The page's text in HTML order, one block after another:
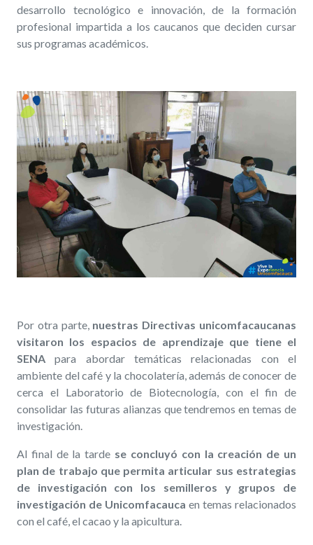
desarrollo tecnológico e innovación, de la formación
profesional impartida a los caucanos que deciden cursar
sus programas académicos.
Por otra parte, nuestras Directivas unicomfacaucanas
visitaron los espacios de aprendizaje que tiene el
SENA para abordar temáticas relacionadas con el
ambiente del café y la chocolatería, además de conocer de
cerca el Laboratorio de Biotecnología, con el fin de
consolidar las futuras alianzas que tendremos en temas de
investigación.
Al final de la tarde se concluyó con la creación de un
plan de trabajo que permita articular sus estrategias
de investigación con los semilleros y grupos de
investigación de Unicomfacauca en temas relacionados
con el café, el cacao y la apicultura.